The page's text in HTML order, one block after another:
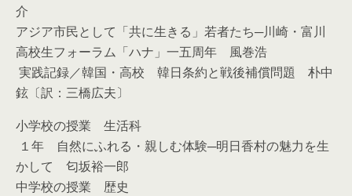
介
アジア市民として「共に生きる」若者たち─川崎・富川
高校生フォーラム「ハナ」一五周年 風巻浩
実践記録／韓国・高校 韓日条約と戦後補償問題 朴中
鉉〔訳：三橋広夫〕
小学校の授業 生活科
１年 自然にふれる・親しむ体験─明日香村の魅力を生
かして 匂坂裕一郎
中学校の授業 歴史